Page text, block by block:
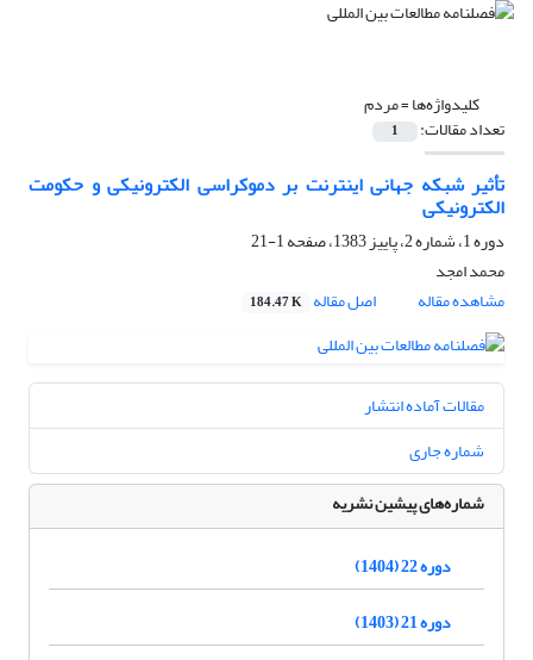
کلیدواژه‌ها =مردم
تعداد مقالات: 1
تأثیر شبکه جهانی اینترنت بر دموکراسی الکترونیکی و حکومت
الکترونیکی
دوره 1، شماره 2، پاییز 1383، صفحه
1-21
محمد امجد
مشاهده مقاله
اصل مقاله 184.47 K
مقالات آماده انتشار
شماره جاری
شماره‌های پیشین نشریه
دوره 22 (1404)
دوره 21 (1403)